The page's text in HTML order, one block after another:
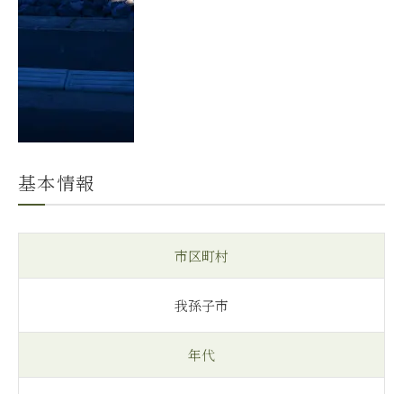
基本情報
市区町村
我孫子市
年代